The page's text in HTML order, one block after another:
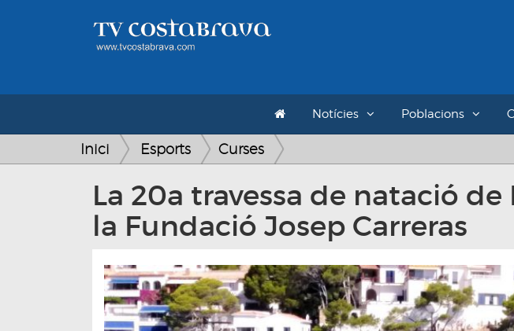
Notícies Poblacions
Inici Esports Curses
La 20a travessa de natació
la Fundació Josep Carreras